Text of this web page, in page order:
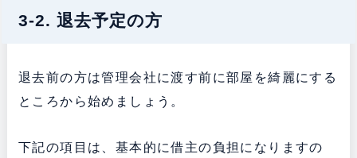
3-2. 退去予定の方
退去前の方は管理会社に渡す前に部屋を綺麗にする
ところから始めましょう。
下記の項目は、基本的に借主の負担になりますの